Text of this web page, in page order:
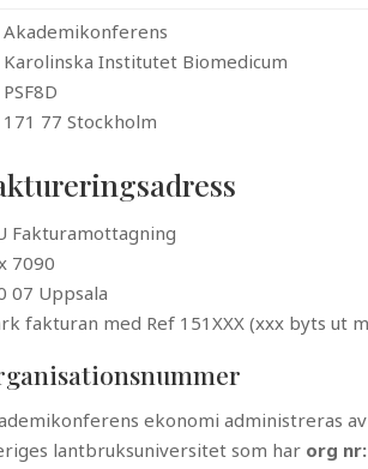
Akademikonferens
Karolinska Institutet Biomedicum
PSF8D
171 77 Stockholm
Fakturamottagning
7090
07 Uppsala
fakturan med Ref 151XXX (xxx byts ut
ekonomi administreras av
lantbruksuniversitet som har org